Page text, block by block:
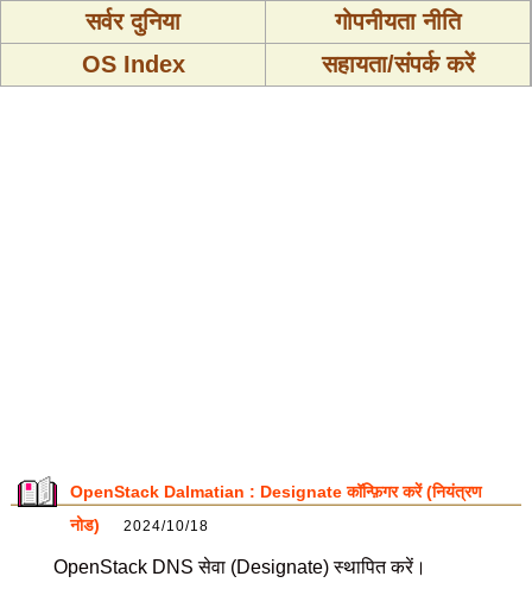
सर्वर दुनिया
गोपनीयता नीति
OS Index
सहायता/संपर्क करें
OpenStack Dalmatian : Designate कॉन्फ़िगर करें (नियंत्रण
नोड)
2024/10/18
OpenStack DNS सेवा (Designate) स्थापित करें।